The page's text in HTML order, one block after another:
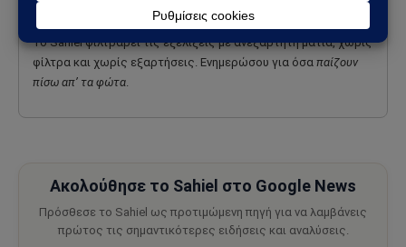
Αποκαλύψεις – Όσα δε λέγονται αλλού
Το Sahiel φιλτράρει τις εξελίξεις με ανεξάρτητη ματιά, χωρίς
φίλτρα και χωρίς εξαρτήσεις. Ενημερώσου για όσα παίζουν
πίσω απ’ τα φώτα
Ακολούθησε το Sahiel στο Google News
Πρόσθεσε το Sahiel ως προτιμώμενη πηγή για να λαμβάνεις
πρώτος τις σημαντικότερες ειδήσεις και αναλύσεις.